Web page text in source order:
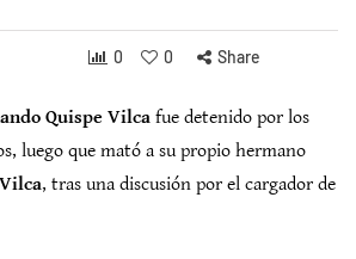
0 0 Share
Quispe Vilca fue detenido por los
luego que mató a su propio hermano
, tras una discusión por el cargador de